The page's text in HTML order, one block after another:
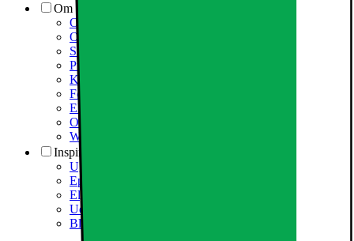
Om Elgiganten
Om Elkjøp Nordic
Om Elgiganten
Samfundsansvar
Presseinformation
Karriere i Elgiganten
Fødevarestyrelsen smiley
Elgigantens Kundeklub
Om Elgiganten Erhverv
Whistleblowing i organisationen
Inspiration
Ugens tilbud - og andre gode priser
Epoq køkken & bryggers
Elgigantens Magasin
Udsalg
Black Friday 2026